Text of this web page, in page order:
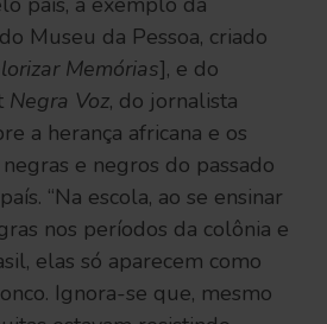
Museu da Pessoa, criado
Memórias], e do
Negra Voz, do jornalista
a herança africana e os
e negros do passado
“Na escola, ao se ensinar
nos períodos da colônia e
elas só aparecem como
Ignora-se que, mesmo